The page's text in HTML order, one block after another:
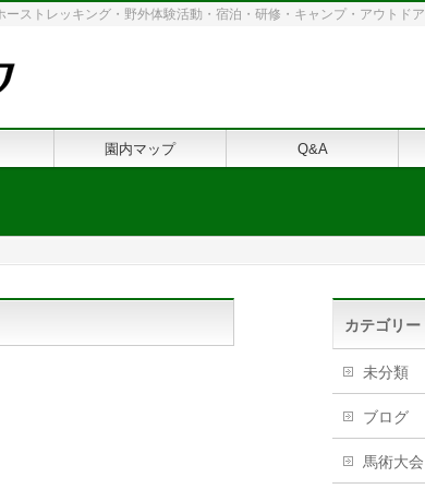
ストレッキング・野外体験活動・宿泊・研修・キャンプ・アウトドア
園内マップ Q&A
カテゴリー
未分類
ブログ
馬術大会